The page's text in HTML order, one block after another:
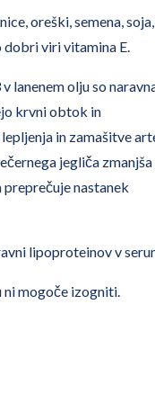
oreški, semena, soja,
dobri viri vitamina E.
lanenem olju so
krvni obtok in
in zamašitve
jegliča zmanjša
nastanek
lipoproteinov v
ni mogoče izogniti.